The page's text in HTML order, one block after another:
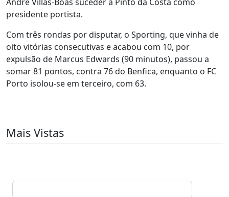
presidente portista.
Com três rondas por disputar, o Sporting, que vinha de
oito vitórias consecutivas e acabou com 10, por
expulsão de Marcus Edwards (90 minutos), passou a
somar 81 pontos, contra 76 do Benfica, enquanto o FC
Porto isolou-se em terceiro, com 63.
Mais Vistas